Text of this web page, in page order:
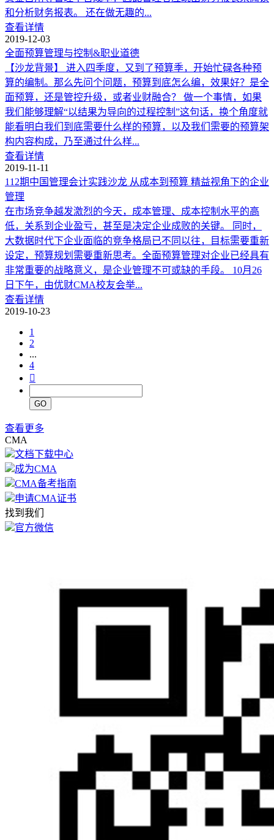
和分析财务报表。 还在做无趣的...
查看详情
2019-12-03
全面预算管理与控制&职业道德
【沙龙背景】 进入四季度，又到了预算季，开始忙碌各种预
算的编制。那么先问个问题，预算到底怎么编，效果好？是全
面预算，还是管控升级，或者业财融合？ 做一个事情，如果
我们能够理解“以结果为导向的过程控制”这句话，换个角度就
能看明白我们到底需要什么样的预算，以及我们需要的预算架
构内容构成，乃至通过什么样...
查看详情
2019-11-11
112期中国管理会计实践沙龙 从成本到预算 精益视角下的企业
管理
在市场竞争越发激烈的今天，成本管理、成本控制水平的高
低，关系到企业盈亏，甚至是决定企业成败的关键。 同时，
大数据时代下企业面临的竞争格局已不同以往，目标需要重新
设定，预算规划需要重新思考。全面预算管理对企业已经具有
非常重要的战略意义，是企业管理不可或缺的手段。 10月26
日下午，由优财CMA校友会举...
查看详情
2019-10-23
1
2
...
4

GO
查看更多
CMA
文档下载中心
成为CMA
CMA备考指南
申请CMA证书
找到我们
官方微信